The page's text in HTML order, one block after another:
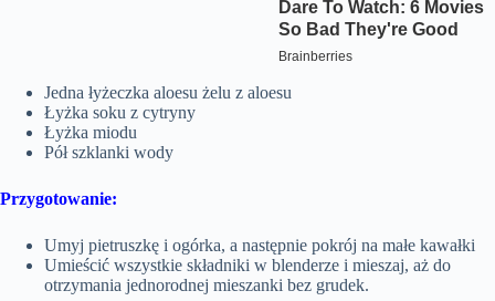
Jedna łyżeczka aloesu żelu z aloesu
Łyżka soku z cytryny
Łyżka miodu
Pół szklanki wody
Przygotowanie:
Umyj pietruszkę i ogórka, a następnie pokrój na małe kawałki
Umieścić wszystkie składniki w blenderze i mieszaj, aż do
otrzymania jednorodnej mieszanki bez grudek.